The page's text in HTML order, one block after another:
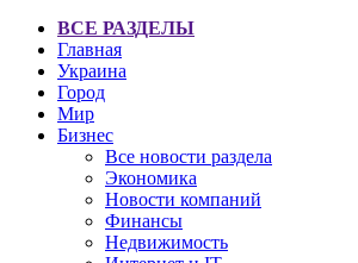
ВСЕ РАЗДЕЛЫ
Главная
Украина
Город
Мир
Бизнес
Все новости раздела
Экономика
Новости компаний
Финансы
Недвижимость